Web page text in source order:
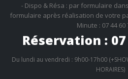
- Dispo & Résa : par formulaire
formulaire après réalisation de votre
Minute : 07 44 60
Réservation : 07
Du lundi au vendredi : 9h00-17h00
HORAIRES)